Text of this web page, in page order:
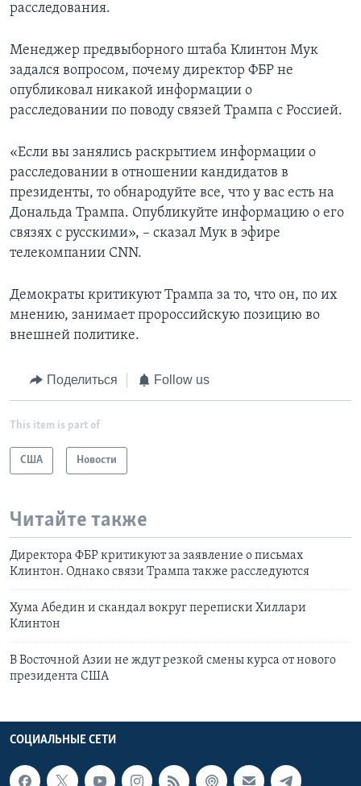
расследования.
Менеджер предвыборного штаба Клинтон Мук
задался вопросом, почему директор ФБР не
опубликовал никакой информации о
расследовании по поводу связей Трампа с Россией.
«Если вы занялись раскрытием информации о
расследовании в отношении кандидатов в
президенты, то обнародуйте все, что у вас есть на
Дональда Трампа. Опубликуйте информацию о его
связях с русскими», – сказал Мук в эфире
телекомпании CNN.
Демократы критикуют Трампа за то, что он, по их
мнению, занимает пророссийскую позицию во
внешней политике.
Поделиться Follow us
This item is part of
США Новости
Читайте также
Директора ФБР критикуют за заявление о письмах
Клинтон. Однако связи Трампа также расследуются
Хума Абедин и скандал вокруг переписки Хиллари
Клинтон
В Восточной Азии не ждут резкой смены курса от нового
президента США
СОЦИАЛЬНЫЕ СЕТИ